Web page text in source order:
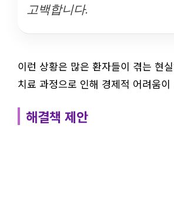
고백합니다.
이런 상황은 많은 환자들이 겪는 현
치료 과정으로 인해 경제적 어려움이
해결책 제안